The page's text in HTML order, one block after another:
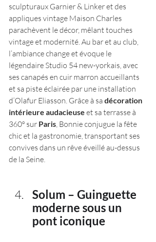
sculpturaux Garnier & Linker et des
appliques vintage Maison Charles
parachèvent le décor, mêlant touches
vintage et modernité. Au bar et au club,
l’ambiance change et évoque le
légendaire Studio 54 new-yorkais, avec
ses canapés en cuir marron accueillants
et sa piste éclairée par une installation
d’Olafur Eliasson​. Grâce à sa décoration
intérieure audacieuse et sa terrasse à
360° sur Paris , Bonnie conjugue la fête
chic et la gastronomie, transportant ses
convives dans un rêve éveillé au-dessus
de la Seine.
Solum – Guinguette
moderne sous un
pont iconique